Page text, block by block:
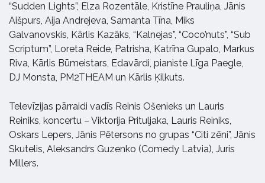
“Sudden Lights”, Elza Rozentāle, Kristīne Prauliņa, Jānis
Aišpurs, Aija Andrejeva, Samanta Tīna, Miks
Galvanovskis, Kārlis Kazāks, “Kalnejas”, “Coco’nuts”, “Sub
Scriptum”, Loreta Reide, Patrisha, Katrīna Gupalo, Markus
Riva, Kārlis Būmeistars, Edavārdi, pianiste Līga Paegle,
DJ Monsta, PM2THEAM un Kārlis Ķilkuts.
Televīzijas pārraidi vadīs Reinis Ošenieks un Lauris
Reiniks, koncertu – Viktorija Prituljaka, Lauris Reiniks,
Oskars Lepers, Jānis Pētersons no grupas “Citi zēni”, Jānis
Skutelis, Aleksandrs Guzenko (Comedy Latvia), Juris
Millers.